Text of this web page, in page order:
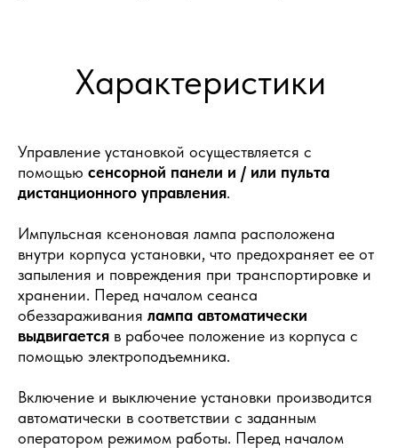
Характеристики
УИКБ-01-«АЛЬФА»
Управление установкой осуществляется с
помощью сенсорной панели и / или пульта
дистанционного управления.
Импульсная ксеноновая лампа расположена
внутри корпуса установки, что предохраняет ее от
запыления и повреждения при транспортировке и
хранении. Перед началом сеанса
обеззараживания лампа автоматически
выдвигается в рабочее положение из корпуса с
помощью электроподъемника.
Включение и выключение установки производится
автоматически в соответствии с заданным
оператором режимом работы. Перед началом